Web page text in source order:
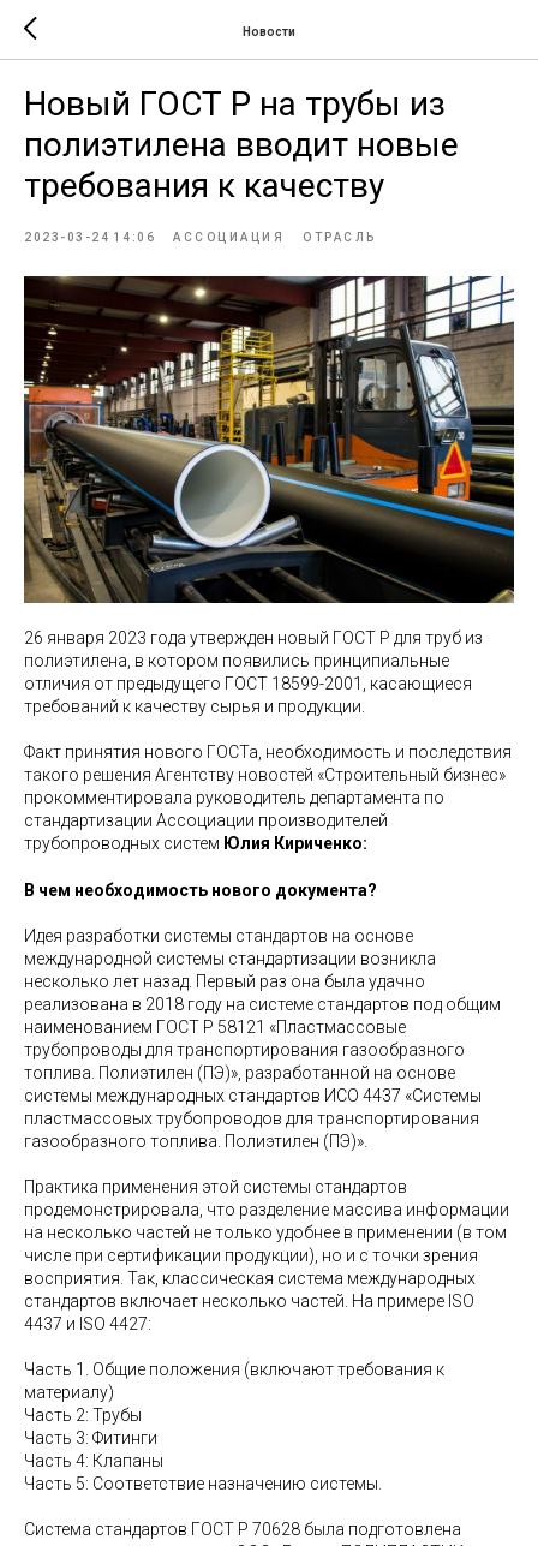
Новости
Новый ГОСТ Р на трубы из
полиэтилена вводит новые
требования к качеству
2023-03-24 14:06 АССОЦИАЦИЯ ОТРАСЛЬ
26 января 2023 года утвержден новый ГОСТ Р для труб из
полиэтилена, в котором появились принципиальные
отличия от предыдущего ГОСТ 18599-2001, касающиеся
требований к качеству сырья и продукции.
Факт принятия нового ГОСТа, необходимость и последствия
такого решения Агентству новостей «Строительный бизнес»
прокомментировала руководитель департамента по
стандартизации Ассоциации производителей
трубопроводных систем Юлия Кириченко:
В чем необходимость нового документа?
Идея разработки системы стандартов на основе
международной системы стандартизации возникла
несколько лет назад. Первый раз она была удачно
реализована в 2018 году на системе стандартов под общим
наименованием ГОСТ Р 58121 «Пластмассовые
трубопроводы для транспортирования газообразного
топлива. Полиэтилен (ПЭ)», разработанной на основе
системы международных стандартов ИСО 4437 «Системы
пластмассовых трубопроводов для транспортирования
газообразного топлива. Полиэтилен (ПЭ)».
Практика применения этой системы стандартов
продемонстрировала, что разделение массива информации
на несколько частей не только удобнее в применении (в том
числе при сертификации продукции), но и с точки зрения
восприятия. Так, классическая система международных
стандартов включает несколько частей. На примере ISO
4437 и ISO 4427:
Часть 1. Общие положения (включают требования к
материалу)
Часть 2: Трубы
Часть 3: Фитинги
Часть 4: Клапаны
Часть 5: Соответствие назначению системы.
Система стандартов ГОСТ Р 70628 была подготовлена